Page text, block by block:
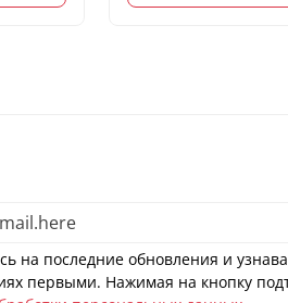
на последние обновления и
первыми. Нажимая на кнопку